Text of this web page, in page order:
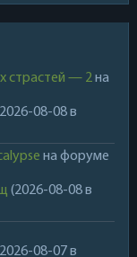
страстей — 2на
08-08 в
на форуме
(2026-08-08 в
08-07 в